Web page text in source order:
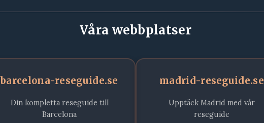
Våra webbplatser
barcelona-reseguide.se
Din kompletta reseguide till
Barcelona
madrid-reseguide.se
Upptäck Madrid med vår
reseguide